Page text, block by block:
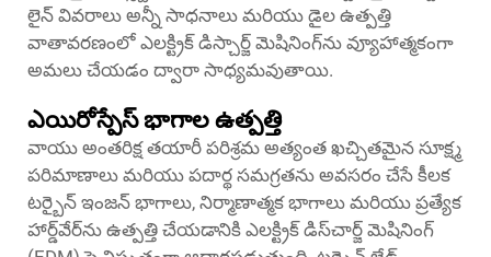
లైన్ వివరాలు అన్నీ సాధనాలు మరియు డైల ఉత్పత్తి
వాతావరణంలో ఎలక్ట్రిక్ డిస్చార్జ్ మెషినింగ్‌ను వ్యూహాత్మకంగా
అమలు చేయడం ద్వారా సాధ్యమవుతాయి.
ఎయిరోస్పేస్ భాగాల ఉత్పత్తి
వాయు అంతరిక్ష తయారీ పరిశ్రమ అత్యంత ఖచ్చితమైన సూక్ష్మ
పరిమాణాలు మరియు పదార్థ సమగ్రతను అవసరం చేసే కీలక
టర్బైన్ ఇంజన్ భాగాలు, నిర్మాణాత్మక భాగాలు మరియు ప్రత్యేక
హార్డ్‌వేర్‌ను ఉత్పత్తి చేయడానికి ఎలక్ట్రిక్ డిస్‌చార్జ్ మెషినింగ్